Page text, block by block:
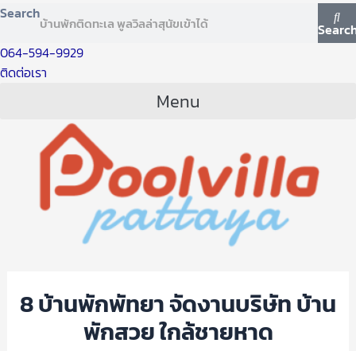
Search
064-594-9929
ติดต่อเรา
Menu
8 บ้านพักพัทยา จัดงานบริษัท บ้าน
พักสวย ใกล้ชายหาด